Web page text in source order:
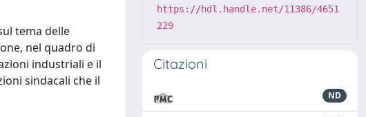
tema delle
nel quadro di
industriali e il
sindacali che il
https://hdl.handle.net/11386/4651
229
Citazioni
ND